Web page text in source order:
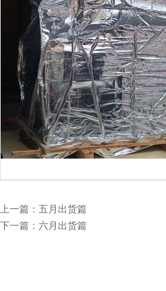
上一篇：五月出货篇
下一篇：六月出货篇